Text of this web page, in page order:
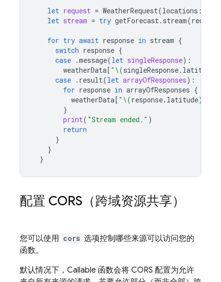
let request = WeatherRequest(locations :
let stream = try getForecast. stream(request
for try await response in stream {
switch response {
case .message(let singleResponse):
weatherData[ " \(singleResponse. latitude
case . result(let arrayOfResponses):
for response in arrayOfResponses {
weatherData[ " \(response. latitude)
}
print( "Stream ended." )
return
}
}
}
配置 CORS（跨域资源共享）
您可以使用 cors 选项控制哪些来源可以访问您的
函数。
默认情况下，Callable 函数会将 CORS 配置为允许